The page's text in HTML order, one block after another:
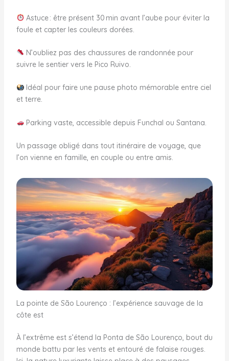
Astuce : être présent 30 min avant l’aube pour éviter la
foule et capter les couleurs dorées.
N’oubliez pas des chaussures de randonnée pour
suivre le sentier vers le Pico Ruivo.
Idéal pour faire une pause photo mémorable entre ciel
et terre.
Parking vaste, accessible depuis Funchal ou Santana.
Un passage obligé dans tout itinéraire de voyage, que
l’on vienne en famille, en couple ou entre amis.
La pointe de São Lourenço : l’expérience sauvage de la
côte est
À l’extrême est s’étend la Ponta de São Lourenço, bout du
monde battu par les vents et entouré de falaise rouges.